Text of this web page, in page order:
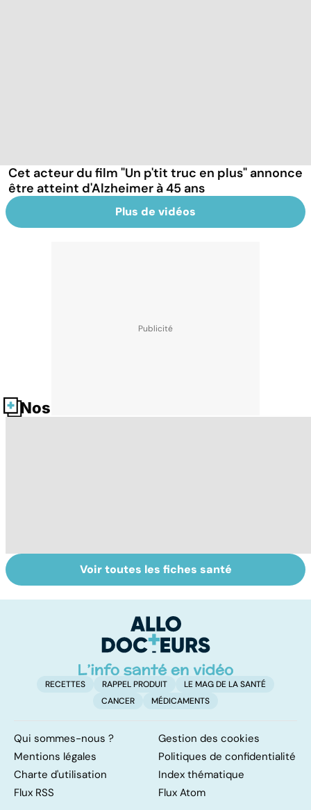
Cet acteur du film "Un p'tit truc en plus" annonce
être atteint d'Alzheimer à 45 ans
Plus de vidéos
Nos fiches santé
Narcolepsie : des
crises de
Maladie de
Huntington : une
neurologique
incurable
Voir toutes les fiches santé
RECETTES RAPPEL PRODUIT
LE MAG DE LA SANTÉ
CANCER
MÉDICAMENTS
Qui sommes-nous ?
Gestion des cookies
Mentions légales
Politiques de confidentialité
Charte d'utilisation
Index thématique
Flux RSS
Flux Atom